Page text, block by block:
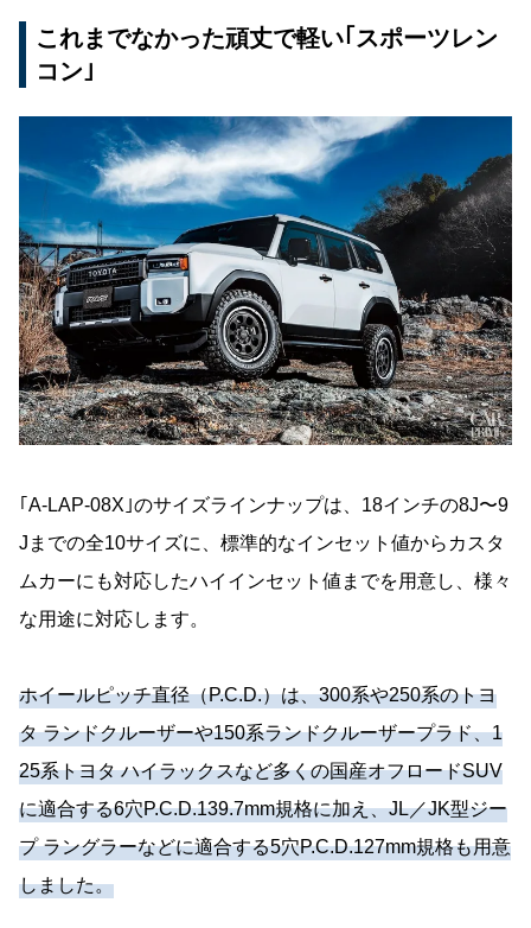
これまでなかった頑丈で軽い｢スポーツレン
コン｣
｢A-LAP-08X｣のサイズラインナップは、18インチの8J〜9
Jまでの全10サイズに、標準的なインセット値からカスタ
ムカーにも対応したハイインセット値までを用意し、様々
な用途に対応します。
ホイールピッチ直径（P.C.D.）は、300系や250系のトヨ
タ ランドクルーザーや150系ランドクルーザープラド、1
25系トヨタ ハイラックスなど多くの国産オフロードSUV
に適合する6穴P.C.D.139.7mm規格に加え、JL／JK型ジー
プ ラングラーなどに適合する5穴P.C.D.127mm規格も用意
しました。